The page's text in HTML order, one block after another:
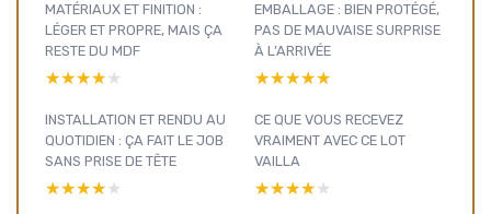
MATÉRIAUX ET FINITION :
LÉGER ET PROPRE, MAIS ÇA
RESTE DU MDF
★★★★★
★★★★★
EMBALLAGE : BIEN PROTÉGÉ,
PAS DE MAUVAISE SURPRISE
À L’ARRIVÉE
★★★★★
★★★★★
INSTALLATION ET RENDU AU
QUOTIDIEN : ÇA FAIT LE JOB
SANS PRISE DE TÊTE
★★★★★
★★★★★
CE QUE VOUS RECEVEZ
VRAIMENT AVEC CE LOT
VAILLA
★★★★★
★★★★★